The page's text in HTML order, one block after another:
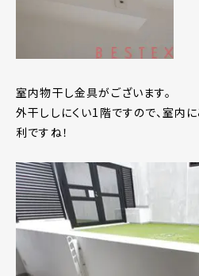
室内物干し金具がございます。
外干ししにくい1階ですので、室内
利ですね！